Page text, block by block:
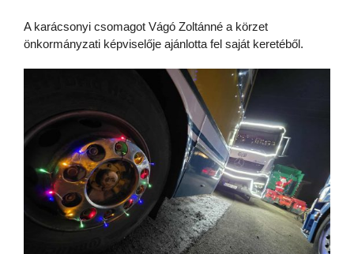
A karácsonyi csomagot Vágó Zoltánné a körzet
önkormányzati képviselője ajánlotta fel saját keretéből.